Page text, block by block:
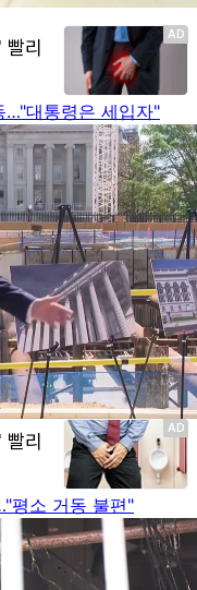
…"대통령은 세입자"
평소 거동 불편"